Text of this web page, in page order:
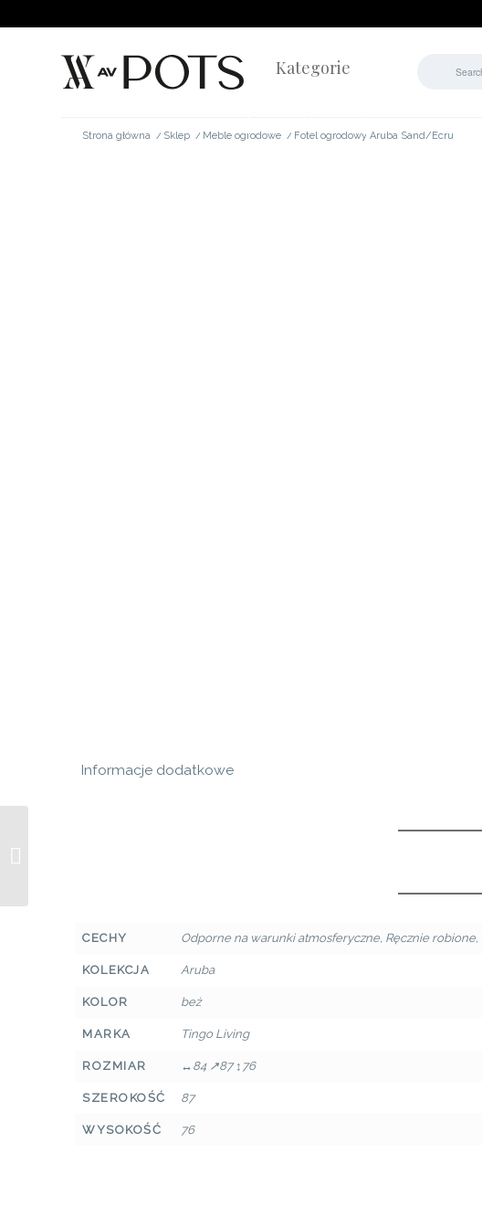
Kategorie
Strona główna / Sklep / Meble ogrodowe / Fotel ogrodowy Aruba Sand/Ecru
Informacje dodatkowe
CECHY Odporne na warunki atmosferyczne, Ręcznie robione,
KOLEKCJA Aruba
KOLOR beż
MARKA Tingo Living
ROZMIAR ↔84 ↗87 ↕76
SZEROKOŚĆ 87
WYSOKOŚĆ 76